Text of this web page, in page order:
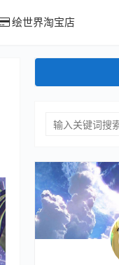
绘世界淘宝店